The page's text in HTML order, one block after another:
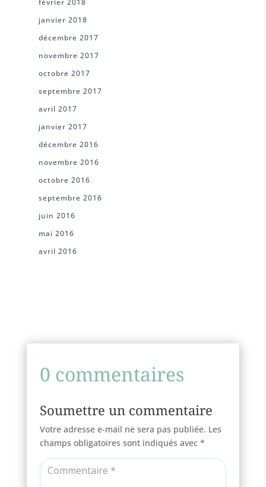
février 2018
janvier 2018
décembre 2017
novembre 2017
octobre 2017
septembre 2017
avril 2017
janvier 2017
décembre 2016
novembre 2016
octobre 2016
septembre 2016
juin 2016
mai 2016
avril 2016
0 commentaires
Soumettre un commentaire
Votre adresse e-mail ne sera pas publiée. Les
champs obligatoires sont indiqués avec*